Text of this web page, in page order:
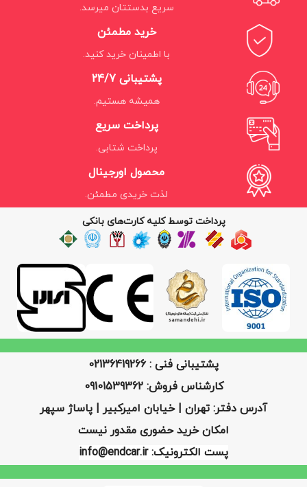
سریع بدستتان میرسد.
خرید مطمئن
با اطمینان خرید کنید.
پشتیبانی 24/7
همیشه هستیم.
پرداخت سریع
پرداخت شتابی.
محصول اورجینال
لذت خریدی مطمئن.
پرداخت توسط کلیه کارت‌های بانکی
پشتیبانی فنی : 02136419266
کارشناس فروش: 09101539362
آدرس دفتر: تهران | خیابان امیرکبیر | پاساژ سپهر
امکان خرید حضوری مقدور نیست
پست الکترونیک: info@endcar.ir